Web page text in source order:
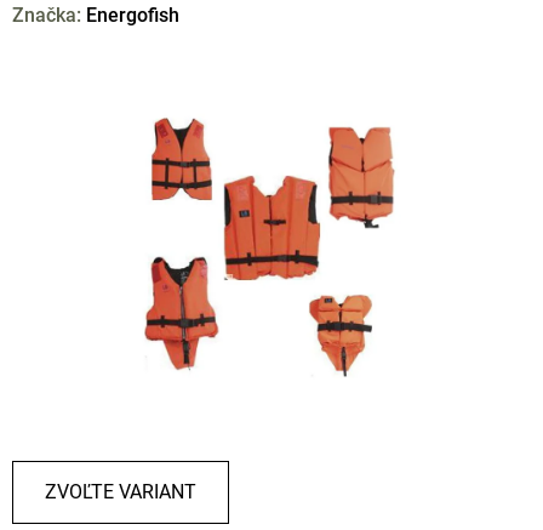
ZVOĽTE VARIANT
hodnotenie
Značka: Energofish